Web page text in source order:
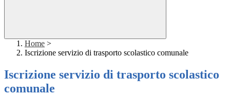
Home >
Iscrizione servizio di trasporto scolastico comunale
Iscrizione servizio di trasporto scolastico
comunale